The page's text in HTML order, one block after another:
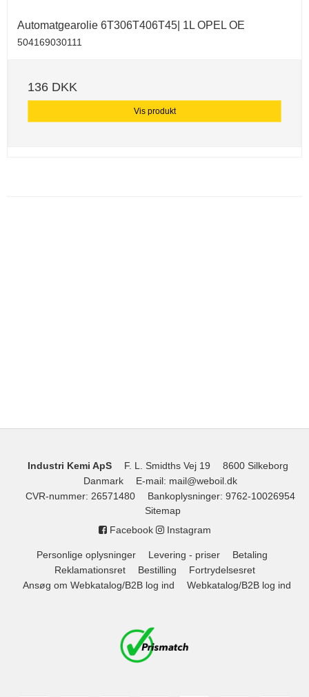
Automatgearolie 6T306T406T45| 1L OPEL OE
504169030111
136 DKK
Vis produkt
Industri Kemi ApS F. L. Smidths Vej 19
8600 Silkeborg
Danmark
E-mail: mail@weboil.dk
CVR-nummer: 26571480 Bankoplysninger: 9762-10026954
Sitemap
Facebook
Instagram
Personlige oplysninger Levering - priser
Betaling
Reklamationsret
Bestilling
Fortrydelsesret
Ansøg om Webkatalog/B2B log ind
Webkatalog/B2B log ind